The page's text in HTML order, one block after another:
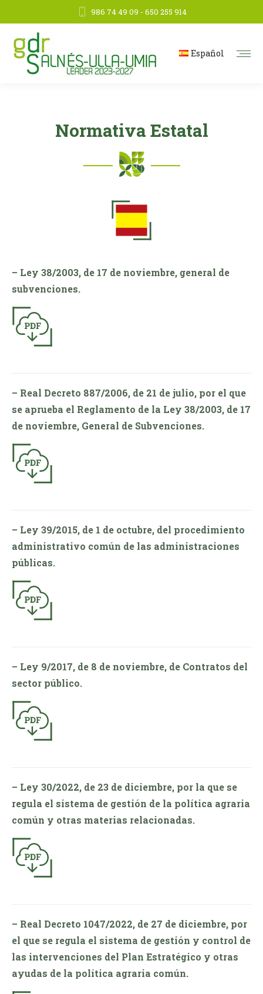
986 74 49 09 - 650 255 914
Español
Normativa Estatal
– Ley 38/2003, de 17 de noviembre, general de
subvenciones.
– Real Decreto 887/2006, de 21 de julio, por el que
se aprueba el Reglamento de la Ley 38/2003, de 17
de noviembre, General de Subvenciones.
– Ley 39/2015, de 1 de octubre, del procedimiento
administrativo común de las administraciones
públicas.
– Ley 9/2017, de 8 de noviembre, de Contratos del
sector público.
– Ley 30/2022, de 23 de diciembre, por la que se
regula el sistema de gestión de la política agraria
común y otras materias relacionadas.
– Real Decreto 1047/2022, de 27 de diciembre, por
el que se regula el sistema de gestión y control de
las intervenciones del Plan Estratégico y otras
ayudas de la política agraria común.